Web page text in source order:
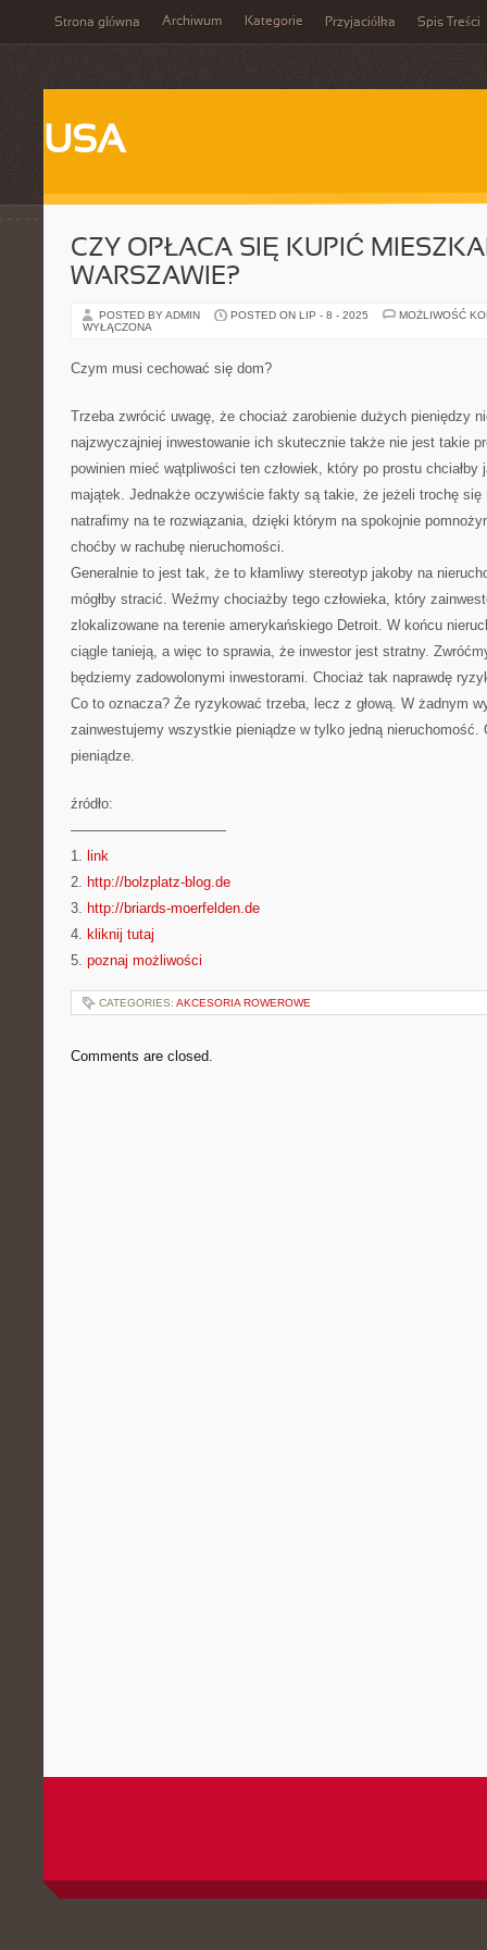
Strona główna Archiwum Kategorie Przyjaciółka Spis Treści
USA
CZY OPŁACA SIĘ KUPIĆ
WARSZAWIE?
POSTED BY ADMIN POSTED ON LIP - 8 - 2025
MOŻLIWOŚĆ
WYŁĄCZONA
Czym musi cechować się dom?
Trzeba zwrócić uwagę, że chociaż zarobienie dużych pieniędzy
najzwyczajniej inwestowanie ich skutecznie także nie jest takie
powinien mieć wątpliwości ten człowiek, który po prostu chciałby
majątek. Jednakże oczywiście fakty są takie, że jeżeli trochę się
natrafimy na te rozwiązania, dzięki którym na spokojnie
choćby w rachubę nieruchomości.
Generalnie to jest tak, że to kłamliwy stereotyp jakoby na
mógłby stracić. Weźmy chociażby tego człowieka, który
zlokalizowane na terenie amerykańskiego Detroit. W końcu
ciągle tanieją, a więc to sprawia, że inwestor jest stratny.
będziemy zadowolonymi inwestorami. Chociaż tak naprawdę
Co to oznacza? Że ryzykować trzeba, lecz z głową. W żadnym
zainwestujemy wszystkie pieniądze w tylko jedną nieruchomość.
pieniądze.
źródło:
———————————
1. link
2. http://bolzplatz-blog.de
3. http://briards-moerfelden.de
4. kliknij tutaj
5. poznaj możliwości
CATEGORIES: AKCESORIA ROWEROWE
Comments are closed.